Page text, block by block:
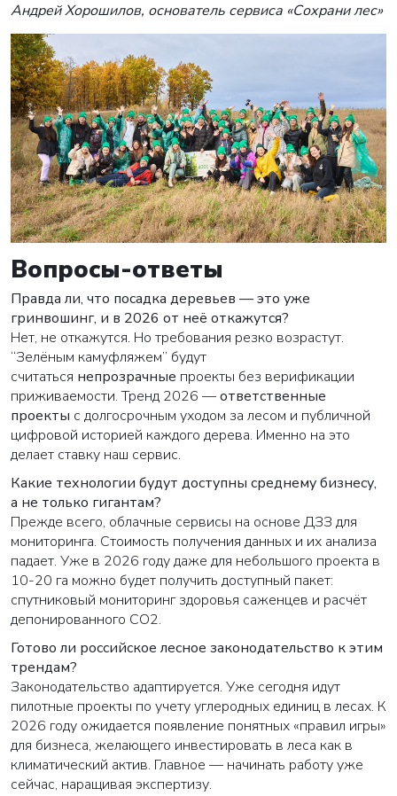
Андрей Хорошилов, основатель сервиса «Сохрани лес»
Вопросы-ответы
Правда ли, что посадка деревьев — это уже
гринвошинг, и в 2026 от неё откажутся?
Нет, не откажутся. Но требования резко возрастут.
“Зелёным камуфляжем” будут
считаться непрозрачные проекты без верификации
приживаемости. Тренд 2026 —ответственные
проекты с долгосрочным уходом за лесом и публичной
цифровой историей каждого дерева. Именно на это
делает ставку наш сервис.
Какие технологии будут доступны среднему бизнесу,
а не только гигантам?
Прежде всего, облачные сервисы на основе ДЗЗ для
мониторинга. Стоимость получения данных и их анализа
падает. Уже в 2026 году даже для небольшого проекта в
10-20 га можно будет получить доступный пакет:
спутниковый мониторинг здоровья саженцев и расчёт
депонированного CO2.
Готово ли российское лесное законодательство к этим
трендам?
Законодательство адаптируется. Уже сегодня идут
пилотные проекты по учету углеродных единиц в лесах. К
2026 году ожидается появление понятных «правил игры»
для бизнеса, желающего инвестировать в леса как в
климатический актив. Главное — начинать работу уже
сейчас, наращивая экспертизу.
ВАША ЗАЯВКА ОТПРАВЛЕНА
в ближайшее время наши менеджеры
свяжутся с вами